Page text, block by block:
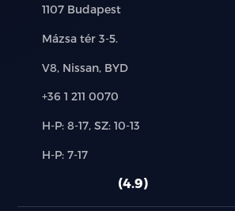
Település:
1107 Budapest
Cím:
Mázsa tér 3-5.
Márkák:
V8, Nissan, BYD
Telefon:
+36 1 211 0070
Új-
használt
H-P: 8-17, SZ: 10-13
Alkatrész,
H-P: 7-17
4.9